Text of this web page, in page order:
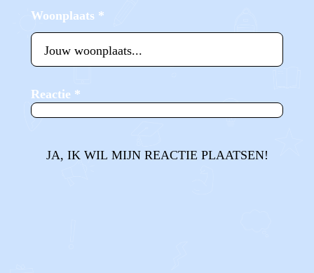
Woonplaats *
Reactie *
JA, IK WIL MIJN REACTIE PLAATSEN!